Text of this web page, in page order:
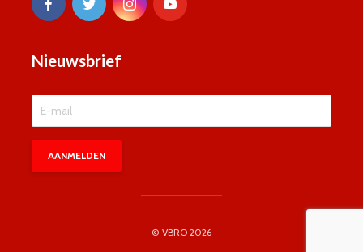
Nieuwsbrief
© VBRO 2026